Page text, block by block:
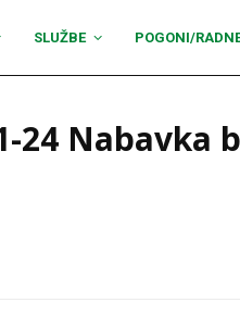
SLUŽBE POGONI/
24 Nabavka